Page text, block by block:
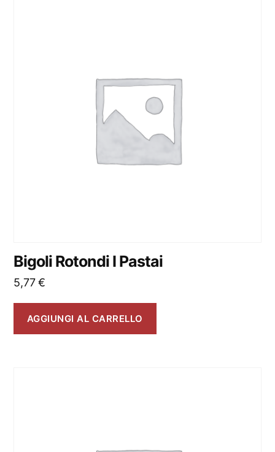
Bigoli Rotondi I Pastai
5,77€
AGGIUNGI AL CARRELLO